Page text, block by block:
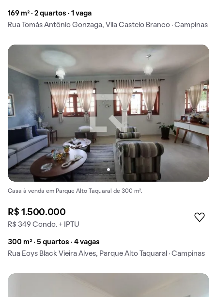
169 m² · 2 quartos · 1 vaga
Rua Tomás Antônio Gonzaga, Vila Castelo Branco · Campinas
Casa à venda em Parque Alto Taquaral de 300 m².
R$ 1.500.000
R$ 349 Condo. + IPTU
300 m² · 5 quartos · 4 vagas
Rua Eoys Black Vieira Alves, Parque Alto Taquaral · Campinas